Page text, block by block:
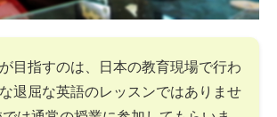
目指すのは、日本の教育現場で行わ
退屈な英語のレッスンではありませ